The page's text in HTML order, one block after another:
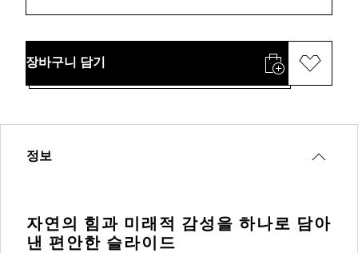
장바구니 담기
정보
자연의 힘과 미래적 감성을 하나로 담아
낸 편안한 슬라이드